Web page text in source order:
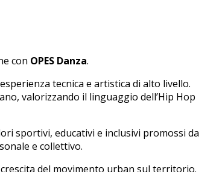
con OPES Danza.
tecnica e artistica di alto livello.
valorizzando il linguaggio dell’Hip Hop
sportivi, educativi e inclusivi promossi da
e collettivo.
del movimento urban sul territorio.